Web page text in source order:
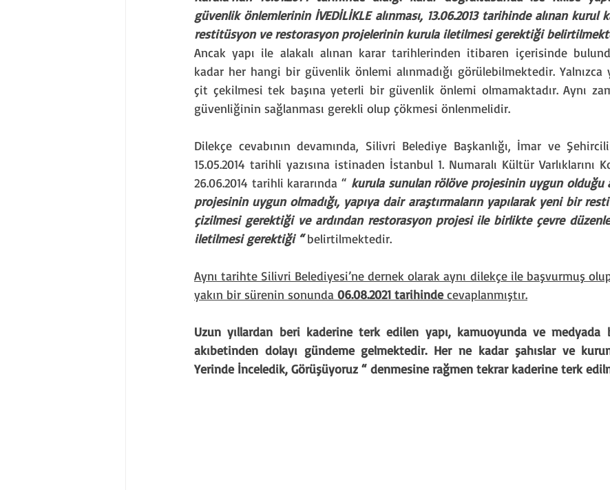
güvenlik önlemlerinin İVEDİLİKLE alınması, 13.06.2013 tarihinde alınan kurul
restitüsyon ve restorasyon projelerinin kurula iletilmesi gerektiği
Ancak yapı ile alakalı alınan karar tarihlerinden itibaren içerisinde
kadar her hangi bir güvenlik önlemi alınmadığı görülebilmektedir. Yalnızca
çit çekilmesi tek başına yeterli bir güvenlik önlemi olmamaktadır. Aynı
güvenliğinin sağlanması gerekli olup çökmesi önlenmelidir.
Dilekçe cevabının devamında, Silivri Belediye Başkanlığı, İmar ve
15.05.2014 tarihli yazısına istinaden İstanbul 1. Numaralı Kültür Varlıklarını
26.06.2014 tarihli kararında “ kurula sunulan rölöve projesinin uygun olduğu
projesinin uygun olmadığı, yapıya dair araştırmaların yapılarak yeni bir
çizilmesi gerektiği ve ardından restorasyon projesi ile birlikte çevre
iletilmesi gerektiği “ belirtilmektedir.
Aynı tarihte Silivri Belediyesi’ne dernek olarak aynı dilekçe ile başvurmuş
yakın bir sürenin sonunda 06.08.2021 tarihinde cevaplanmıştır.
Uzun yıllardan beri kaderine terk edilen yapı, kamuoyunda ve medyada
akıbetinden dolayı gündeme gelmektedir. Her ne kadar şahıslar ve
Yerinde İnceledik, Görüşüyoruz “ denmesine rağmen tekrar kaderine terk